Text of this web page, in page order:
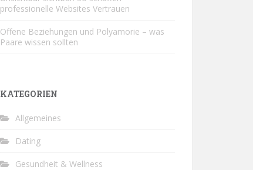
professionelle Websites Vertrauen
Offene Beziehungen und Polyamorie – was
Paare wissen sollten
KATEGORIEN
Allgemeines
Dating
Gesundheit & Wellness